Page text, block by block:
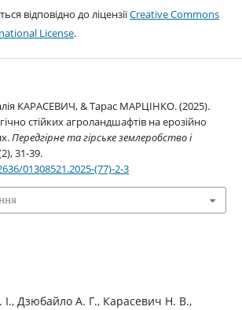
відповідно до ліцензіїCreative Commons
License.
КАРАСЕВИЧ, & Тарас МАРЦІНКО. (2025).
стійких агроландшафтів на ерозійно
Передгірне та гірське землеробство і
31-39.
01308521.2025-(77)-2-3
І., Дзюбайло А. Г., Карасевич Н. В.,